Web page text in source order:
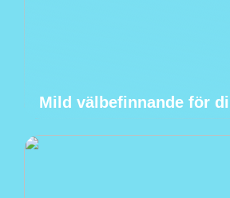
Mild välbefinnande för